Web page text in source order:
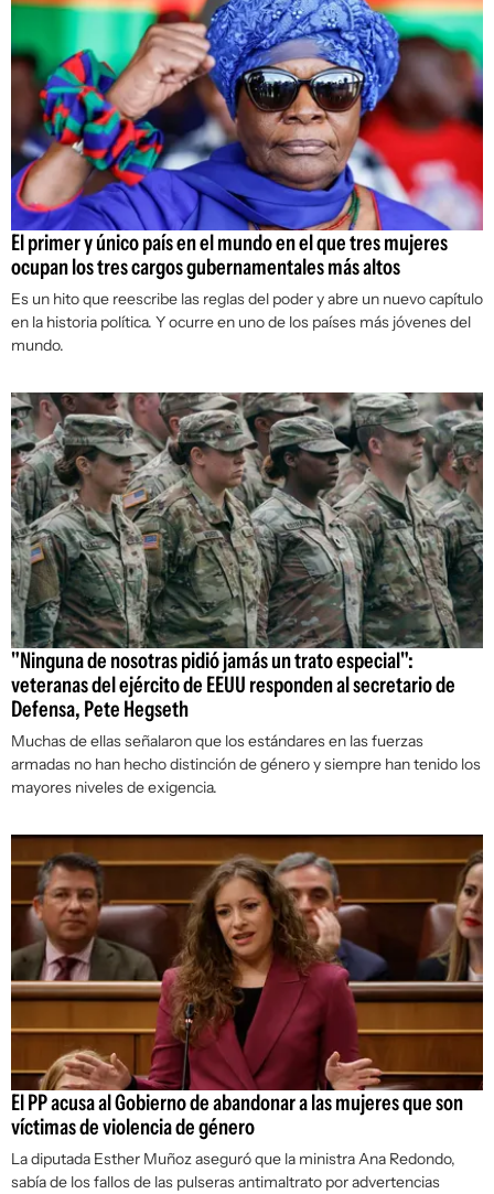
El primer y único país en el mundo en el que tres mujeres
ocupan los tres cargos gubernamentales más altos
Es un hito que reescribe las reglas del poder y abre un nuevo capítulo
en la historia política. Y ocurre en uno de los países más jóvenes del
mundo.
"Ninguna de nosotras pidió jamás un trato especial":
veteranas del ejército de EEUU responden al secretario de
Defensa, Pete Hegseth
Muchas de ellas señalaron que los estándares en las fuerzas
armadas no han hecho distinción de género y siempre han tenido los
mayores niveles de exigencia.
El PP acusa al Gobierno de abandonar a las mujeres que son
víctimas de violencia de género
La diputada Esther Muñoz aseguró que la ministra Ana Redondo,
sabía de los fallos de las pulseras antimaltrato por advertencias